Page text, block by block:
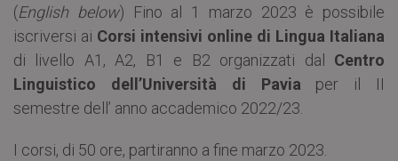
(English below) Fino al 1 marzo 2023 è possibile
iscriversi ai Corsi intensivi online di Lingua Italiana
di livello A1, A2, B1 e B2 organizzati dal Centro
Linguistico dell’Università di Pavia per il II
semestre dell’ anno accademico 2022/23.
I corsi, di 50 ore, partiranno a fine marzo 2023.